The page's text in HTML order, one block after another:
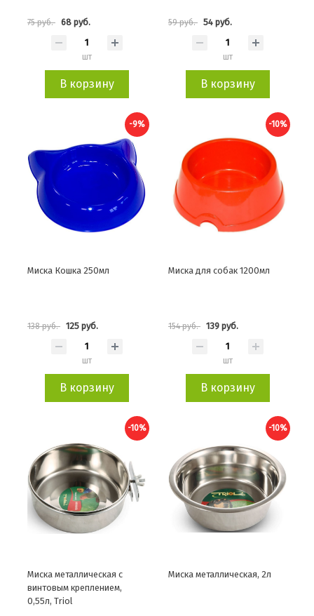
75 руб. 68 руб.
шт
В корзину
59 руб. 54 руб.
шт
В корзину
-9%
Миска Кошка 250мл
138 руб. 125 руб.
шт
В корзину
-10%
Миска для собак 1200мл
154 руб. 139 руб.
шт
В корзину
-10%
Миска металлическая с
винтовым креплением,
0,55л, Triol
-10%
Миска металлическая, 2л